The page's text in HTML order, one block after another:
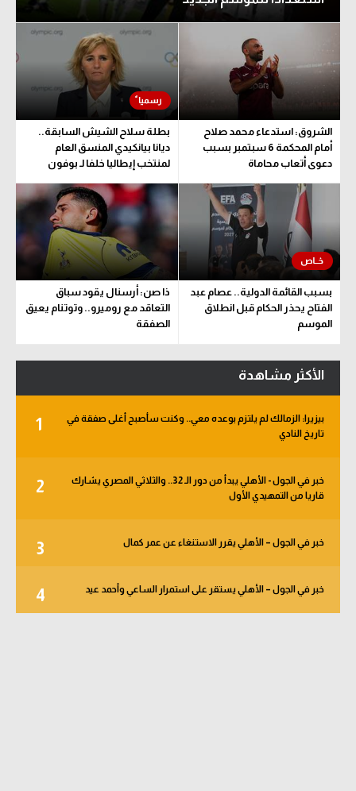
الشروق: استدعاء محمد صلاح
أمام المحكمة 6 سبتمبر بسبب
دعوى أتعاب محاماة
بطلة سلاح الشيش السابقة..
ديانا بيانكيدي المنسق العام
لمنتخب إيطاليا خلفا لـ بوفون
بسبب القائمة الدولية.. عصام عبد
الفتاح يحذر الحكام قبل انطلاق
الموسم
ذا صن: أرسنال يقود سباق
التعاقد مع روميرو.. وتوتنام يعيق
الصفقة
الأكثر مشاهدة
1
بيزيرا: الزمالك لم يلتزم بوعده معي.. وكنت سأصبح أغلى صفقة في
تاريخ النادي
2
خبر في الجول - الأهلي يبدأ من دور الـ 32.. والثلاثي المصري يشارك
قاريا من التمهيدي الأول
3 خبر في الجول – الأهلي يقرر الاستنغاء عن عمر كمال
4 خبر في الجول – الأهلي يستقر على استمرار الساعي وأحمد عيد